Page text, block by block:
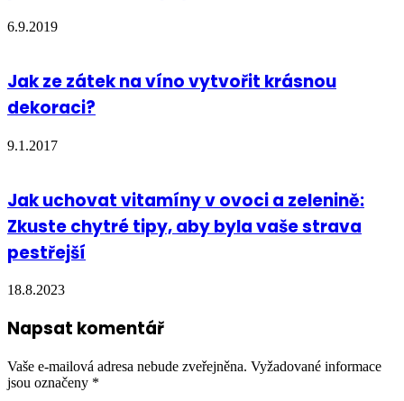
6.9.2019
Jak ze zátek na víno vytvořit krásnou
dekoraci?
9.1.2017
Jak uchovat vitamíny v ovoci a zelenině:
Zkuste chytré tipy, aby byla vaše strava
pestřejší
18.8.2023
Napsat komentář
Vaše e-mailová adresa nebude zveřejněna. Vyžadované informace
jsou označeny *